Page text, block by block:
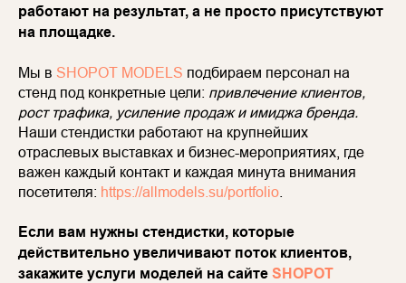
работают на результат, а не просто присутствуют
на площадке.
Мы в SHOPOT MODELS подбираем персонал на
стенд под конкретные цели: привлечение клиентов,
рост трафика, усиление продаж и имиджа бренда.
Наши стендистки работают на крупнейших
отраслевых выставках и бизнес-мероприятиях, где
важен каждый контакт и каждая минута внимания
посетителя: https://allmodels.su/portfolio
Если вам нужны стендистки, которые
действительно увеличивают поток клиентов,
закажите услуги моделей на сайте SHOPOT